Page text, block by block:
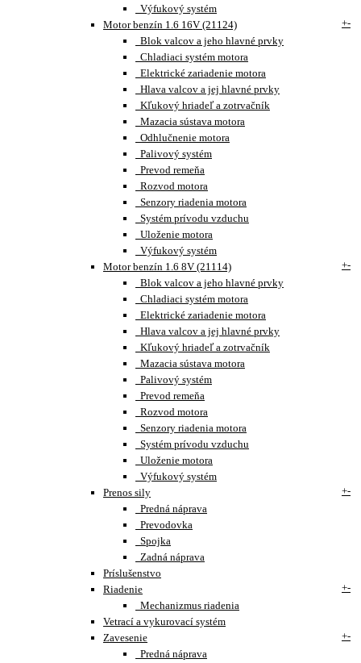
Výfukový systém
Motor benzín 1.6 16V (21124)
+-
Blok valcov a jeho hlavné prvky
Chladiaci systém motora
Elektrické zariadenie motora
Hlava valcov a jej hlavné prvky
Kľukový hriadeľ a zotrvačník
Mazacia sústava motora
Odhlučnenie motora
Palivový systém
Prevod remeňa
Rozvod motora
Senzory riadenia motora
Systém prívodu vzduchu
Uloženie motora
Výfukový systém
Motor benzín 1.6 8V (21114)
+-
Blok valcov a jeho hlavné prvky
Chladiaci systém motora
Elektrické zariadenie motora
Hlava valcov a jej hlavné prvky
Kľukový hriadeľ a zotrvačník
Mazacia sústava motora
Palivový systém
Prevod remeňa
Rozvod motora
Senzory riadenia motora
Systém prívodu vzduchu
Uloženie motora
Výfukový systém
Prenos sily
+-
Predná náprava
Prevodovka
Spojka
Zadná náprava
Príslušenstvo
Riadenie
+-
Mechanizmus riadenia
Vetrací a vykurovací systém
Zavesenie
+-
Predná náprava